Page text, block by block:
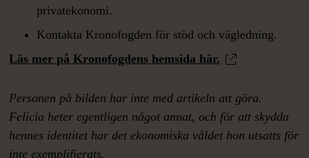
privatekonomi.
Kontakta Kronofogden för stöd och vägledning.
Läs mer på Kronofogdens hemsida här.
Personen på bilden har inte med artikeln att göra.
Felicia heter egentligen något annat, och för att skydda
hennes identitet har det ekonomiska våldet hon utsatts för
inte exemplifierats.